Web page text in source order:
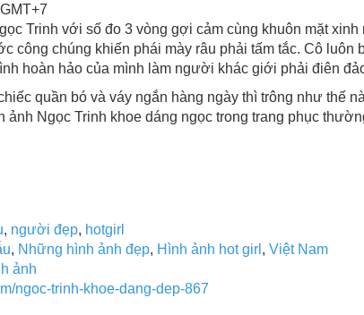
Trinh với số đo 3 vòng gợi cảm cùng khuôn mặt xinh
công chúng khiến phái mày râu phải tấm tắc. Cô luôn
hoàn hảo của mình làm người khác giới phải điên
quần bó và váy ngắn hàng ngày thì trông như thế
ảnh Ngọc Trinh khoe dáng ngọc trong trang phục
, người đẹp, hotgirl
, Những hình ảnh đẹp, Hình ảnh hot girl , Việt Nam
ảnh
ngoc-trinh-khoe-dang-dep-867